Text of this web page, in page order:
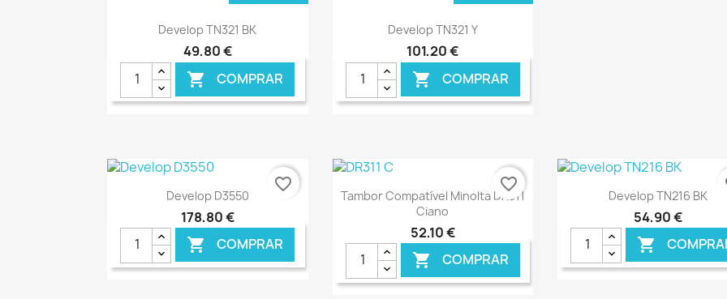
Ver+
Develop TN321 BK
49,80 €
 COMPRAR
Ver+
Develop TN321 Y
101,20 €
 COMPRAR
Ver+
Develop D3550
178,80 €
 COMPRAR
favorite_border Ver+
Tambor Compatível Minolta DR311
Ciano
52,10 €
 COMPRAR
favorite_border Ver+
Develop TN216 BK
54,90 €
